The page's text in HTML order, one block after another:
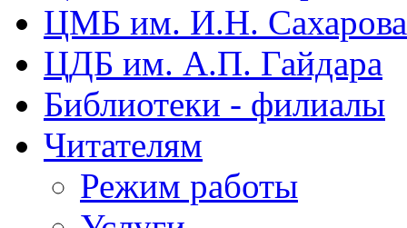
ЦМБ им. И.Н. Сахарова
ЦДБ им. А.П. Гайдара
Библиотеки - филиалы
Читателям
Режим работы